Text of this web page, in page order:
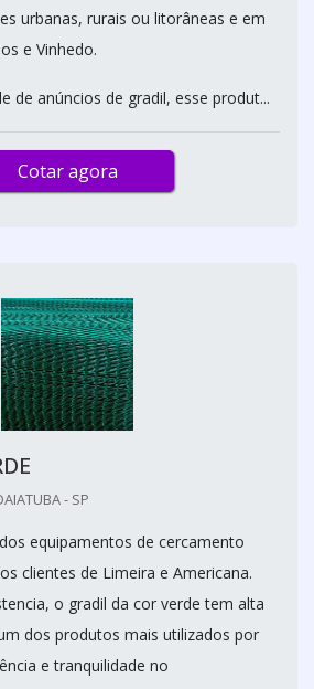
urbanas, rurais ou litorâneas e em
e Vinhedo.
de anúncios de gradil, esse produt...
Cotar agora
- SP
equipamentos de cercamento
clientes de Limeira e Americana.
o gradil da cor verde tem alta
dos produtos mais utilizados por
e tranquilidade no